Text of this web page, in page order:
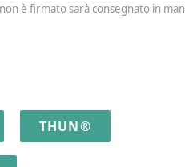
è firmato sarà consegnato in
THUN®